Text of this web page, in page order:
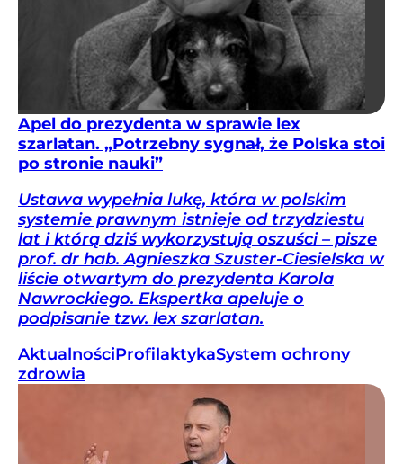
Apel do prezydenta w sprawie lex
szarlatan. „Potrzebny sygnał, że Polska stoi
po stronie nauki”
Ustawa wypełnia lukę, która w polskim
systemie prawnym istnieje od trzydziestu
lat i którą dziś wykorzystują oszuści – pisze
prof. dr hab. Agnieszka Szuster-Ciesielska w
liście otwartym do prezydenta Karola
Nawrockiego. Ekspertka apeluje o
podpisanie tzw. lex szarlatan.
AktualnościProfilaktykaSystem ochrony
zdrowia